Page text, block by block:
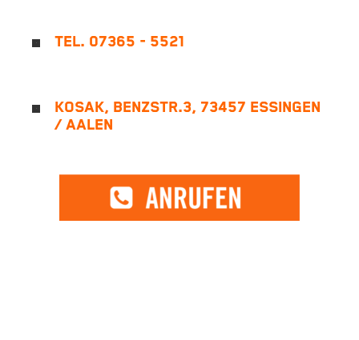
TEL. 07365 - 5521
KOSAK, BENZSTR.3, 73457 ESSINGEN
/ AALEN